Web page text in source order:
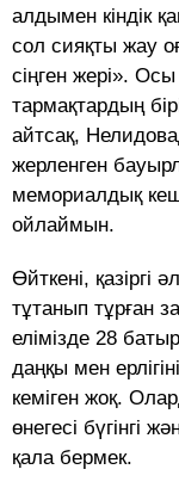
алдымен кіндік
сол сияқты жау
сіңген жері».
тармақтардың
айтсақ,
жерленген
мемориалдық
ойлаймын.
Өйткені, қазіргі
тұтанып тұрған
елімізде 28
даңқы мен
кеміген жоқ.
өнегесі бүгінгі
қала бермек.